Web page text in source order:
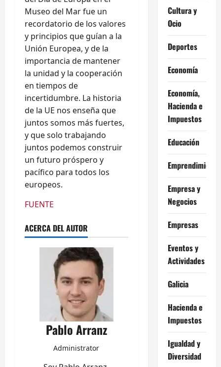
Museo del Mar fue un
recordatorio de los valores
y principios que guían a la
Unión Europea, y de la
importancia de mantener
la unidad y la cooperación
en tiempos de
incertidumbre. La historia
de la UE nos enseña que
juntos somos más fuertes,
y que solo trabajando
juntos podemos construir
un futuro próspero y
pacífico para todos los
europeos.
FUENTE
ACERCA DEL AUTOR
Pablo Arranz
Administrator
Cultura y
Ocio
Deportes
Economía
Economía,
Hacienda e
Impuestos
Educación
Emprendimiento
Empresa y
Negocios
Empresas
Eventos y
Actividades
Galicia
Hacienda e
Impuestos
Igualdad y
Diversidad